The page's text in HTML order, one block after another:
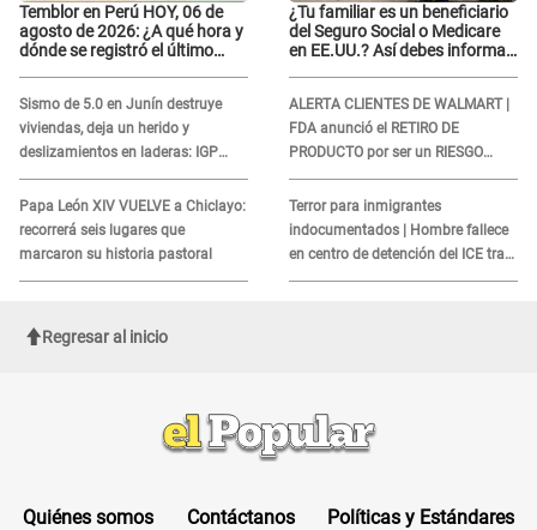
Temblor en Perú HOY, 06 de
agosto de 2026: ¿A qué hora y
dónde se registró el último
Sismo de 5.0 en Junín destruye
viviendas, deja un herido y
deslizamientos en laderas: IGP
alerta sobre posibles réplicas
Papa León XIV VUELVE a Chiclayo:
recorrerá seis lugares que
marcaron su historia pastoral
¿Tu familiar es un beneficiario
del Seguro Social o Medicare
en EE.UU.? Así debes informar
ALERTA CLIENTES DE WALMART |
FDA anunció el RETIRO DE
PRODUCTO por ser un RIESGO
MORTAL para consumidores: ¿Cuál
es?
Terror para inmigrantes
indocumentados | Hombre fallece
en centro de detención del ICE tras
sufrir una "emergencia médica"
Regresar al inicio
Quiénes somos Contáctanos
Políticas y Estándares